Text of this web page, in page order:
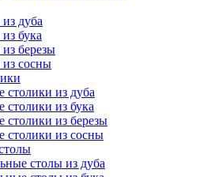
из дуба
бука
из березы
из сосны
столики из дуба
столики из бука
столики из березы
столики из сосны
столы из дуба